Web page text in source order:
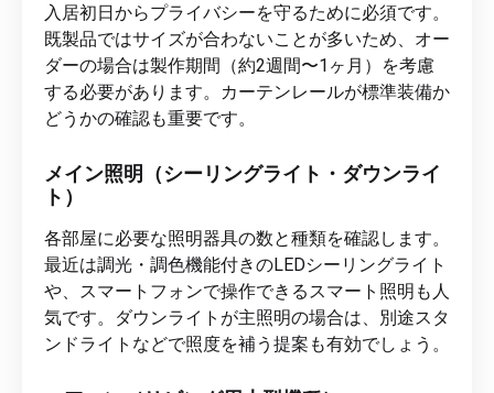
入居初日からプライバシーを守るために必須です。
既製品ではサイズが合わないことが多いため、オー
ダーの場合は製作期間（約2週間〜1ヶ月）を考慮
する必要があります。カーテンレールが標準装備か
どうかの確認も重要です。
メイン照明（シーリングライト・ダウンライ
ト）
各部屋に必要な照明器具の数と種類を確認します。
最近は調光・調色機能付きのLEDシーリングライト
や、スマートフォンで操作できるスマート照明も人
気です。ダウンライトが主照明の場合は、別途スタ
ンドライトなどで照度を補う提案も有効でしょう。